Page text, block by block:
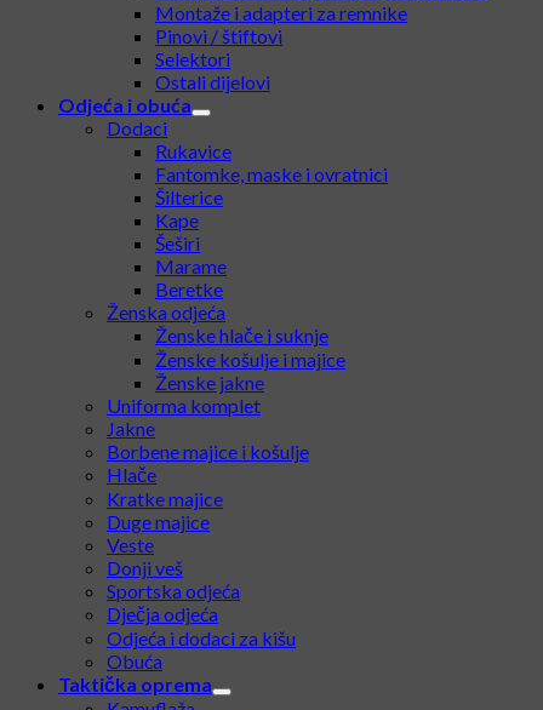
Montaže i adapteri za remnike
Pinovi / štiftovi
Selektori
Ostali dijelovi
Odjeća i obuća
Dodaci
Rukavice
Fantomke, maske i ovratnici
Šilterice
Kape
Šeširi
Marame
Beretke
Ženska odjeća
Ženske hlače i suknje
Ženske košulje i majice
Ženske jakne
Uniforma komplet
Jakne
Borbene majice i košulje
Hlače
Kratke majice
Duge majice
Veste
Donji veš
Sportska odjeća
Dječja odjeća
Odjeća i dodaci za kišu
Obuća
Taktička oprema